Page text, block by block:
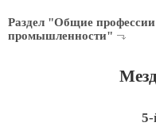
Раздел "Общие профессии
промышленности"
5-